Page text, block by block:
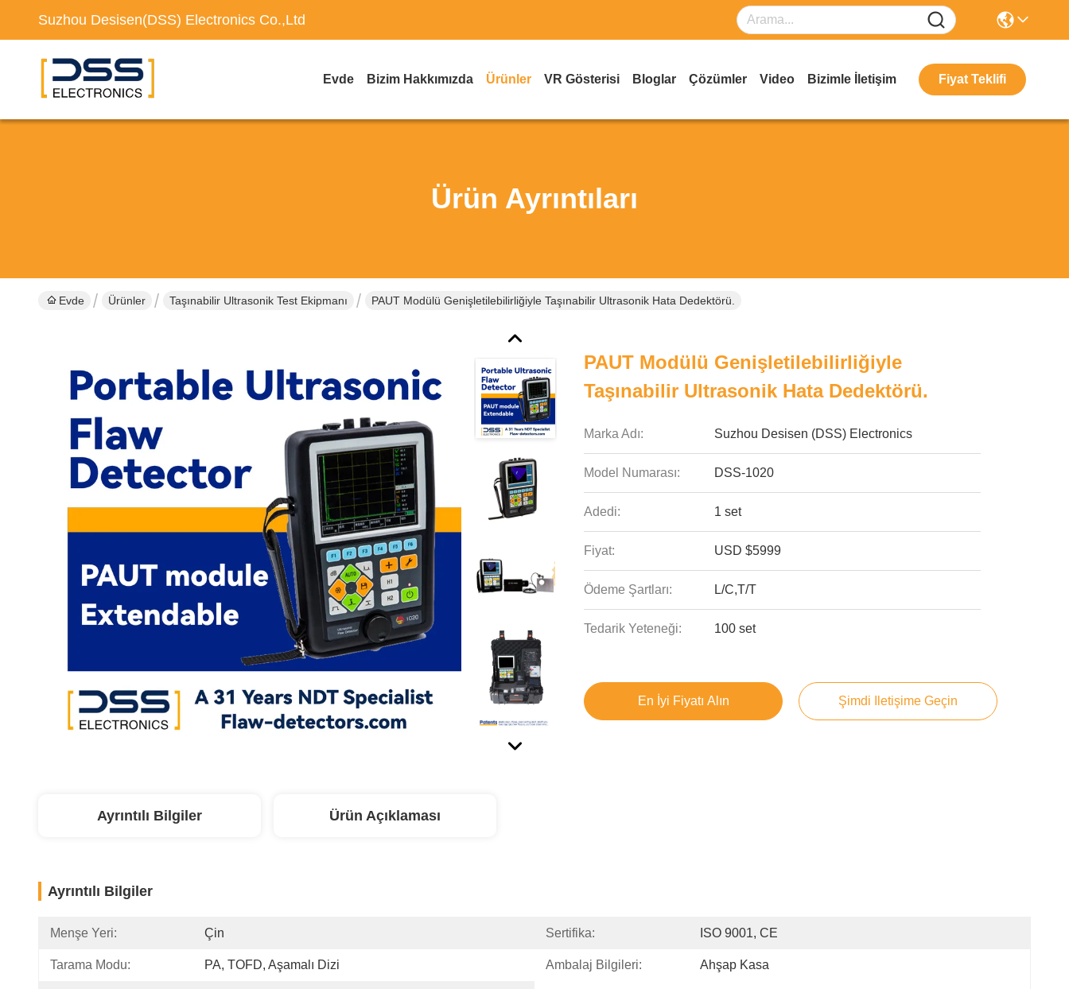
Suzhou Desisen(DSS) Electronics Co.,Ltd
Evde Bizim Hakkımızda Ürünler VR Gösterisi Bloglar Çözümler Video Bizimle İletişim Fiyat Teklifi
Ürün Ayrıntıları
Evde Ürünler Taşınabilir Ultrasonik Test Ekipmanı PAUT Modülü Genişletilebilirliğiyle Taşınabilir Ultrasonik Hata Dedektörü.
PAUT Modülü Genişletilebilirliğiyle
Taşınabilir Ultrasonik Hata Dedektörü.
Marka Adı: Suzhou Desisen (DSS) Electronics
Model Numarası: DSS-1020
Adedi: 1 set
Fiyat: USD $5999
Ödeme Şartları: L/C,T/T
Tedarik Yeteneği: 100 set
En İyi Fiyatı Alın Şimdi Iletişime Geçin
Ayrıntılı Bilgiler Ürün Açıklaması
Ayrıntılı Bilgiler
Menşe Yeri: Çin Sertifika: ISO 9001, CE
Tarama Modu: PA, TOFD, Aşamalı Dizi Ambalaj Bilgileri: Ahşap Kasa